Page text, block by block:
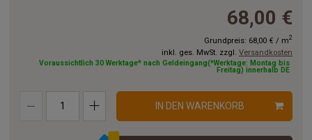
68,00 €
Grundpreis: 68,00 € / m2
inkl. ges. MwSt. zzgl. Versandkosten
Voraussichtlich 30 Werktage* nach Geldeingang(*Werktage: Montag bis
Freitag) innerhalb DE
IN DEN WARENKORB